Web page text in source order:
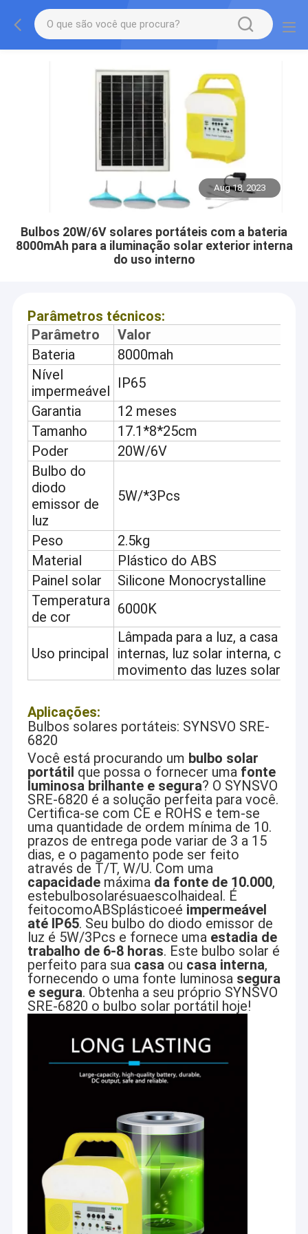
Aug 18, 2023
Bulbos 20W/6V solares portáteis com a bateria
8000mAh para a iluminação solar exterior interna
do uso interno
Parâmetros técnicos:
Parâmetro
Valor
Bateria
8000mah
Nível
impermeável
IP65
Garantia
12 meses
Tamanho
17.1*8*25cm
Poder
20W/6V
Bulbo do
diodo
emissor de
luz
5W/*3Pcs
Peso
2.5kg
Material
Plástico do ABS
Painel solar
Silicone Monocrystalline
Temperatura
de cor
6000K
Uso principal
Lâmpada para a luz, a casa e
internas, luz solar interna,
movimento das luzes solares
Aplicações:
Bulbos solares portáteis: SYNSVO SRE-
6820
Você está procurando um bulbo solar
portátil que possa o fornecer uma fonte
luminosa brilhante e segura? O SYNSVO
SRE-6820 é a solução perfeita para você.
Certifica-se com CE e ROHS e tem-se
uma quantidade de ordem mínima de 10.
prazos de entrega pode variar de 3 a 15
dias, e o pagamento pode ser feito
através de T/T, W/U. Com uma
capacidademáxima da fonte de 10.000,
estebulbosolarésuaescolhaideal. É
feitocomoABSplásticoeé impermeável
até IP65. Seu bulbo do diodo emissor de
luz é 5W/3Pcs e fornece uma estadia de
trabalho de 6-8 horas. Este bulbo solar é
perfeito para sua casaou casa interna,
fornecendo o uma fonte luminosa segura
e segura. Obtenha a seu próprio SYNSVO
SRE-6820 o bulbo solar portátil hoje!